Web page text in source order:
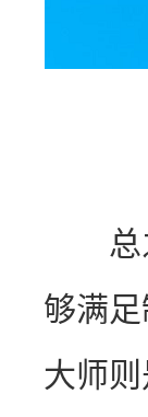
总之
够满
大师